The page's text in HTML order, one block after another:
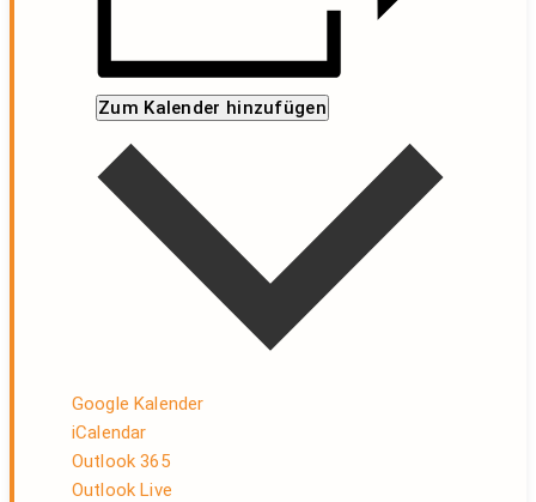
Zum Kalender hinzufügen
Google Kalender
iCalendar
Outlook 365
Outlook Live